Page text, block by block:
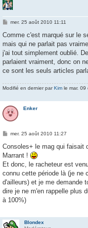
M
s
a
g
mer. 25 août 2010 11:11
Comme c'est marqué sur le
mais qui ne parlait pas
j'ai tout simplement oublié.
parlaient vraiment, donc on
ce sont les seuls articles
Modifié en dernier parKim le mar. 09
Enker
M
s
a
g
mer. 25 août 2010 11:27
Consoles+ le mag qui faisait
Marrant !
Et donc, le racheteur est
connu cette période là (je ne
d'ailleurs) et je me demande
dire je ne m'en rappelle plus
à 100%)
Blondex